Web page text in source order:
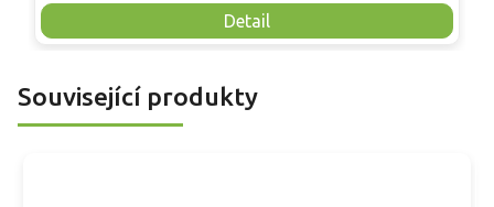
Detail
plot, větrolam nebo výrazná solitéra v moderních i přírodně
laděných zahradách.
Související produkty